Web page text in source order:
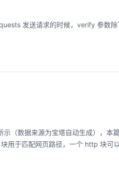
发送请求的时候，verify 参数
（数据来源为宝塔自动生成），本
用于匹配网页路径，一个 http 块可
仿
程，只教用AI · 零代码、有产出、